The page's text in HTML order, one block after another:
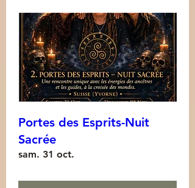
Portes des Esprits-Nuit
Sacrée
sam. 31 oct.